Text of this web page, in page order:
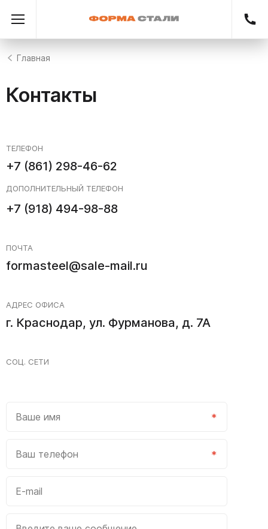
Главная
Контакты
ТЕЛЕФОН
+7 (861) 298-46-62
ДОПОЛНИТЕЛЬНЫЙ ТЕЛЕФОН
+7 (918) 494-98-88
ПОЧТА
formasteel@sale-mail.ru
АДРЕС ОФИСА
г. Краснодар, ул. Фурманова, д. 7А
СОЦ. СЕТИ